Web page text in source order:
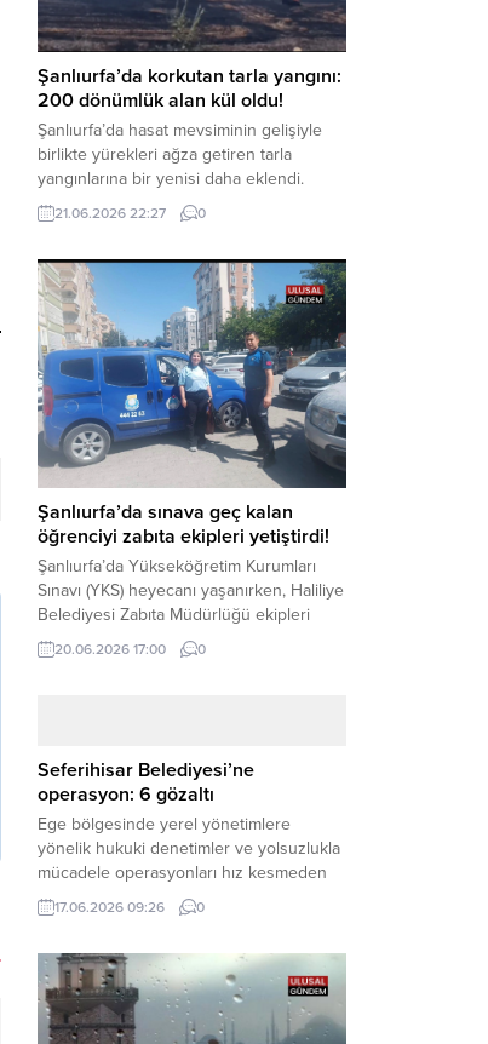
kapsamında derinleştirildiği bildirildi.
Haber Merkezi – Soruşturmanın
odağında, özellikle 6 Şubat...
Şanlıurfa’da korkutan tarla yangını:
200 dönümlük alan kül oldu!
Şanlıurfa’da hasat mevsiminin gelişiyle
birlikte yürekleri ağza getiren tarla
yangınlarına bir yenisi daha eklendi.
Hilvan ilçesinde çıkan yangında, 50
dönümü biçilmemiş buğday olmak üzere
teslim olarak küle döndü. Haber Merkezi
– Yangın, Şanlıurfa’nın Hilvan ilçesine
bağlı Agilmuz köyünde meydana geldi.
Edinilen bilgilere göre, henüz
belirlenemeyen...
21.06.2026 22:27 0
Şanlıurfa’da sınava geç kalan
öğrenciyi zabıta ekipleri yetiştirdi!
Şanlıurfa’da Yükseköğretim Kurumları
Sınavı (YKS) heyecanı yaşanırken, Haliliye
Belediyesi Zabıta Müdürlüğü ekipleri
geleceğini belirleyecek sınava geç kalma
tehlikesiyle karşı karşıya kalan bir
yolunu tutan binlerce aday arasında,
sınav yerine zamanında ulaşamayan bir
öğrenci büyük bir panik yaşadı....
20.06.2026 17:00 0
Seferihisar Belediyesi’ne
operasyon: 6 gözaltı
Ege bölgesinde yerel yönetimlere
yönelik hukuki denetimler ve yolsuzlukla
mücadele operasyonları hız kesmeden
devam ediyor. İzmir’in turistik ilçelerinden
Seferihisar Belediyesi, sabah saatlerinde
operasyonuyla sarsıldı. Haber Merkezi –
İzmir Cumhuriyet Başsavcılığı
koordinesinde yürütülen geniş kapsamlı
17.06.2026 09:26 0